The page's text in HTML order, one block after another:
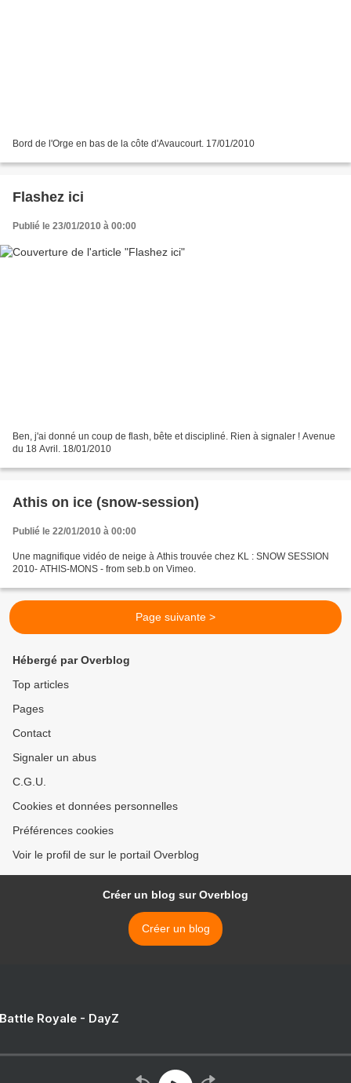
Bord de l'Orge en bas de la côte d'Avaucourt. 17/01/2010
Flashez ici
Publié le 23/01/2010 à 00:00
Ben, j'ai donné un coup de flash, bête et discipliné. Rien à signaler ! Avenue
du 18 Avril. 18/01/2010
Athis on ice (snow-session)
Publié le 22/01/2010 à 00:00
Une magnifique vidéo de neige à Athis trouvée chez KL : SNOW SESSION
2010- ATHIS-MONS - from seb.b on Vimeo.
Page suivante >
Hébergé par Overblog
Top articles
Pages
Contact
Signaler un abus
C.G.U.
Cookies et données personnelles
Préférences cookies
Voir le profil de sur le portail Overblog
Créer un blog sur Overblog
Créer un blog
Royale - DayZ